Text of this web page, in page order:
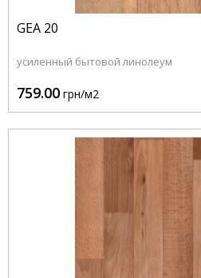
GEA 20
усиленный бытовой линолеум
759.00 грн/м2